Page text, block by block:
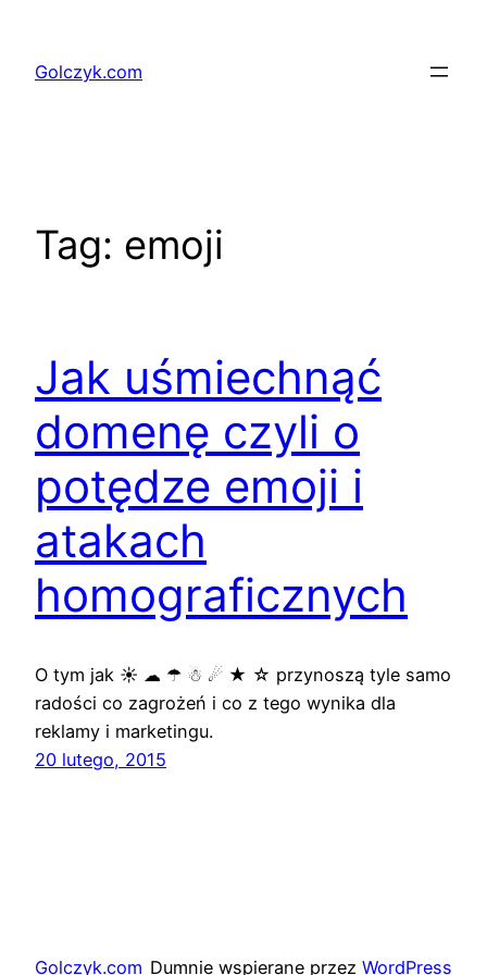
treściGolczyk.com
Tag: emoji
Jak uśmiechnąć
domenę czyli o
potędze emoji i
atakach
homograficznych
O tym jak ☀ ☁ ☂ ☃ ☄ ★ ☆ przynoszą tyle samo
radości co zagrożeń i co z tego wynika dla
reklamy i marketingu.
20 lutego, 2015
Golczyk.com Dumnie wspierane przez WordPress